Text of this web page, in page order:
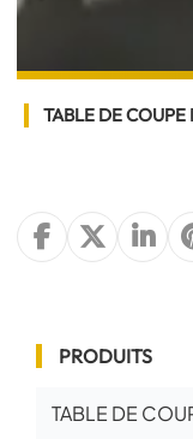
TABLE DE
PRODUITS
TABLE DE